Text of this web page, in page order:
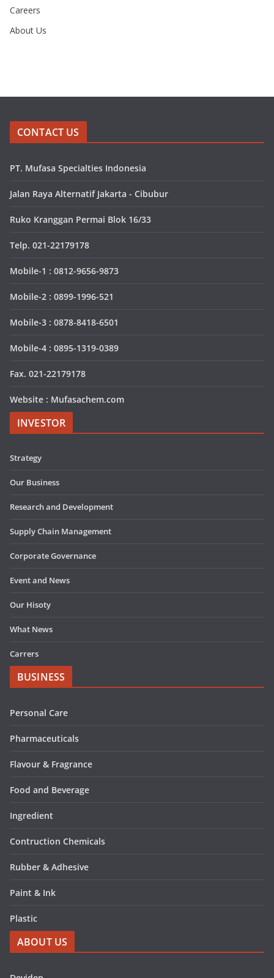
Careers
About Us
CONTACT US
PT. Mufasa Specialties Indonesia
Jalan Raya Alternatif Jakarta - Cibubur
Ruko Kranggan Permai Blok 16/33
Telp. 021-22179178
Mobile-1 : 0812-9656-9873
Mobile-2 : 0899-1996-521
Mobile-3 : 0878-8418-6501
Mobile-4 : 0895-1319-0389
Fax. 021-22179178
Website : Mufasachem.com
INVESTOR
Strategy
Our Business
Research and Development
Supply Chain Management
Corporate Governance
Event and News
Our Hisoty
What News
Carrers
BUSINESS
Personal Care
Pharmaceuticals
Flavour & Fragrance
Food and Beverage
Ingredient
Contruction Chemicals
Rubber & Adhesive
Paint & Ink
Plastic
ABOUT US